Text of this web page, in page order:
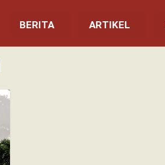
BERITA ARTIKEL